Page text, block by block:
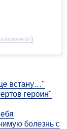
встану…"
героин"
болезнь с